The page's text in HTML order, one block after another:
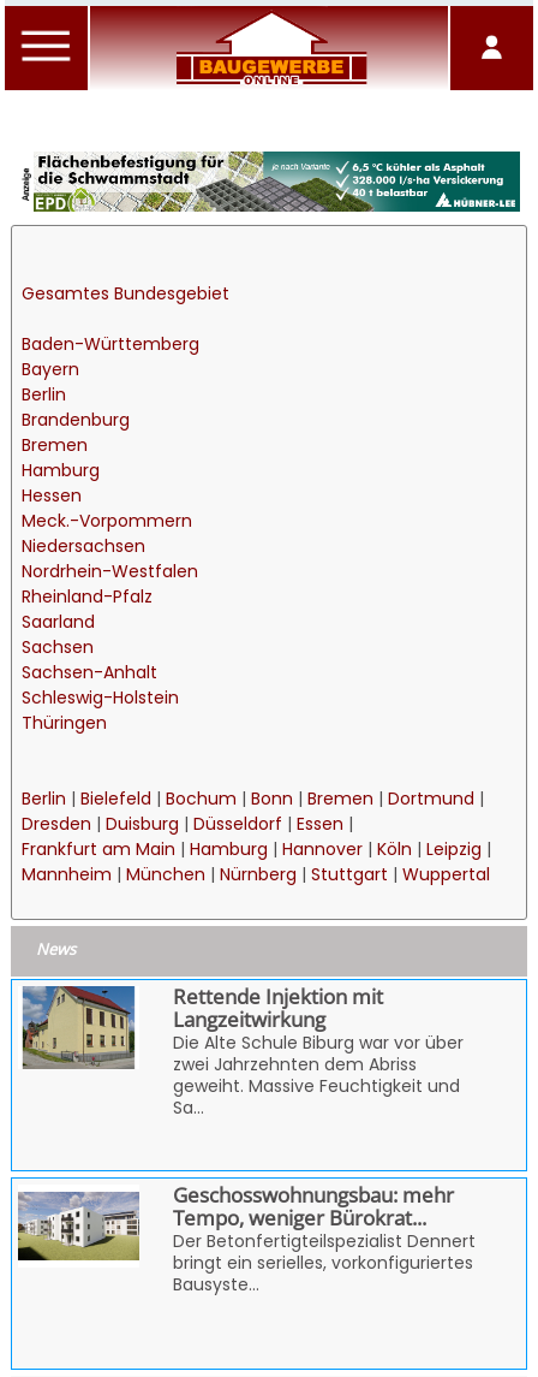
Gesamtes Bundesgebiet
Baden-Württemberg
Bayern
Berlin
Brandenburg
Bremen
Hamburg
Hessen
Meck.-Vorpommern
Niedersachsen
Nordrhein-Westfalen
Rheinland-Pfalz
Saarland
Sachsen
Sachsen-Anhalt
Schleswig-Holstein
Thüringen
Berlin |Bielefeld |Bochum |Bonn |Bremen |Dortmund |
Dresden |Duisburg |Düsseldorf |Essen |
Frankfurt am Main |Hamburg |Hannover |Köln |Leipzig |
Mannheim |München |Nürnberg |Stuttgart |Wuppertal
News
Rettende Injektion mit
Langzeitwirkung
Die Alte Schule Biburg war vor über
zwei Jahrzehnten dem Abriss
geweiht. Massive Feuchtigkeit und
Sa...
Geschosswohnungsbau: mehr
Tempo, weniger Bürokrat...
Der Betonfertigteilspezialist Dennert
bringt ein serielles, vorkonfiguriertes
Bausyste...